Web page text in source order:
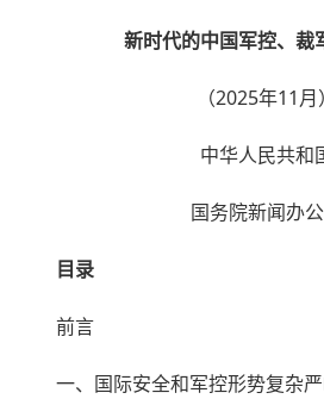
新时代的中国军控、裁
（2025年11月）
中华人民共和
国务院新闻办
目录
前言
一、国际安全和军控形势复杂